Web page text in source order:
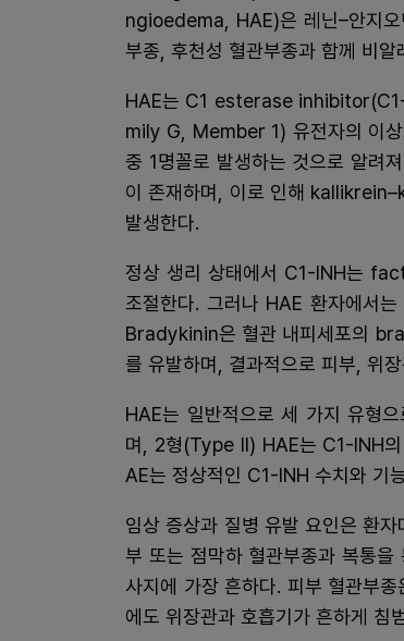
ngioedema, HAE)은 레닌–안지오
부종, 후천성 혈관부종과 함께 비알
HAE는 C1 esterase
mily G, Member 1) 유전자의 이
중 1명꼴로 발생하는 것으로 알려
이 존재하며, 이로 인해
발생한다.
정상 생리 상태에서 C1-INH는
조절한다. 그러나 HAE 환자에서
Bradykinin은 혈관 내피세포의
를 유발하며, 결과적으로 피부, 위
HAE는 일반적으로 세 가지 유형
며, 2형(Type II) HAE는 C1-INH
AE는 정상적인 C1-INH 수치와 기
임상 증상과 질병 유발 요인은 환
부 또는 점막하 혈관부종과 복통
사지에 가장 흔하다. 피부 혈관부
에도 위장관과 호흡기가 흔하게 침